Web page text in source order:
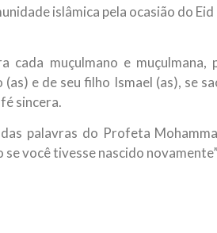
(A.S.)
o Imam Ali Ibn Al-
Al-Ábidin” (Formosura
Centro
Na noite
sede, em
do Irã, Sr.
islâmica pela ocasião do
muçulmano e muçulmana,
e de seu filho Ismael (as), se
sincera.
palavras do Profeta
você tivesse nascido